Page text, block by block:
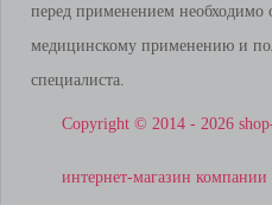
перед применением необходимо
медицинскому применению и
специалиста.
Copyright © 2014 - 2026
интернет-магазин